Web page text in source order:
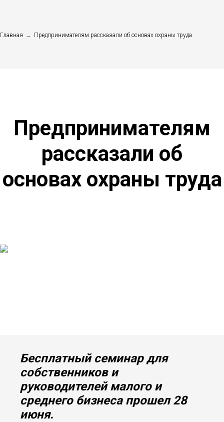
Главная → Предпринимателям рассказали об основах охраны труда
Предпринимателям
рассказали об
основах охраны труда
Бесплатный семинар для
собственников и
руководителей малого и
среднего бизнеса прошел 28
июня.